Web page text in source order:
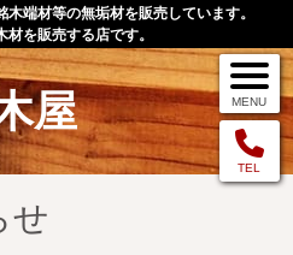
端材等の無垢材を販売しています。
を販売する店です。
屋
TEL
MENU
せ